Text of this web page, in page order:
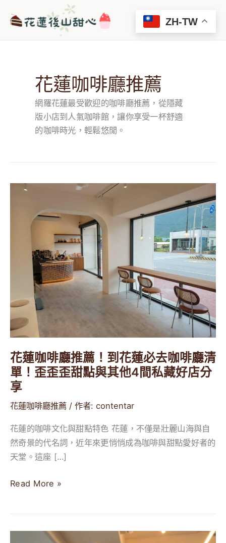
Menu
花蓮咖啡廳推薦
網羅花蓮最受歡迎的咖啡廳推薦，從隱藏
版小店到人氣咖啡館，讓你享受一杯舒適
的咖啡時光，輕鬆悠閒。
花蓮咖啡廳推薦！到花蓮必去咖啡廳清
單！歪歪歪甜點與其他4間私藏好店分
享
花蓮咖啡廳推薦 / 作者: contentar
花蓮的咖啡文化與甜點特色 花蓮，不僅是壯麗山海與自
然奇景的代名詞，近年來更悄悄成為咖啡與甜點愛好者的
天堂。這座 […]
花
蓮
必
咖
啡
廳
清
歪
歪
歪
點
其
他
Read More »
【2024】
ZH-TW